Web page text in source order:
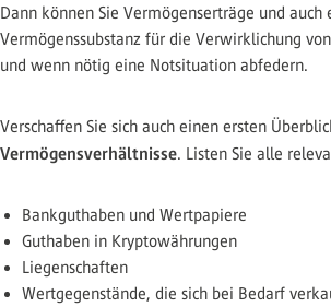
Dann können Sie Vermögenserträge und auch
Vermögenssubstanz für die Verwirklichung
und wenn nötig eine Notsituation abfedern.
Verschaffen Sie sich auch einen ersten
Vermögensverhältnisse. Listen Sie alle
Bankguthaben und Wertpapiere
Guthaben in Kryptowährungen
Liegenschaften
Wertgegenstände, die sich bei Bedarf